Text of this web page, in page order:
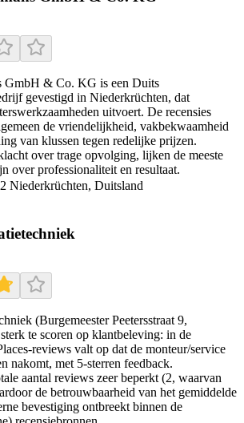
GmbH & Co. KG is een Duits
gevestigd in Niederkrüchten, dat
uitvoert. De recensies
de vriendelijkheid, vakbekwaamheid
van klussen tegen redelijke prijzen.
over trage opvolging, lijken de meeste
over professionaliteit en resultaat.
Niederkrüchten, Duitsland
(Burgemeester Peetersstraat 9,
te scoren op klantbeleving: in de
reviews valt op dat de monteur/service
nakomt, met 5-sterren feedback.
aantal reviews zeer beperkt (2, waarvan
de betrouwbaarheid van het gemiddelde
bevestiging ontbreekt binnen de